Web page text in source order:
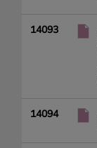
14093
14094